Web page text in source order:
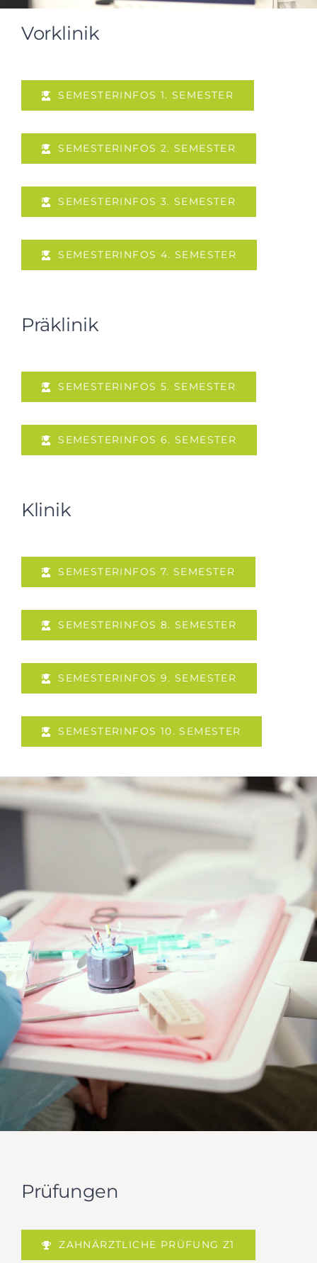
Kontakt
Vorklinik
SEMESTERINFOS 1. SEMESTER
SEMESTERINFOS 2. SEMESTER
SEMESTERINFOS 3. SEMESTER
SEMESTERINFOS 4. SEMESTER
Präklinik
SEMESTERINFOS 5. SEMESTER
SEMESTERINFOS 6. SEMESTER
Klinik
SEMESTERINFOS 7. SEMESTER
SEMESTERINFOS 8. SEMESTER
SEMESTERINFOS 9. SEMESTER
SEMESTERINFOS 10. SEMESTER
Prüfungen
ZAHNÄRZTLICHE PRÜFUNG Z1